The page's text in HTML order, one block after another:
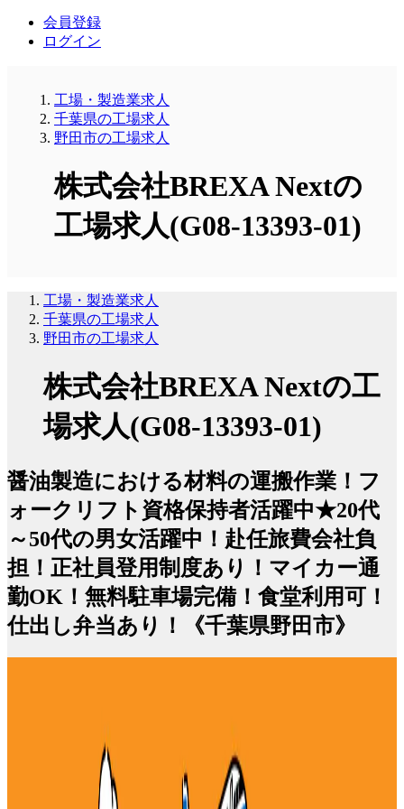
会員登録
ログイン
工場・製造業求人
千葉県の工場求人
野田市の工場求人
株式会社BREXA Nextの
工場求人(G08-13393-01)
工場・製造業求人
千葉県の工場求人
野田市の工場求人
株式会社BREXA Nextの工
場求人(G08-13393-01)
醤油製造における材料の運搬作業！フ
ォークリフト資格保持者活躍中★20代
～50代の男女活躍中！赴任旅費会社負
担！正社員登用制度あり！マイカー通
勤OK！無料駐車場完備！食堂利用可！
仕出し弁当あり！《千葉県野田市》